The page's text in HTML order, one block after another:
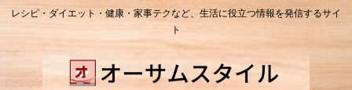
レシピ・ダイエット・健康・家事テクなど、生活に役立つ情報を発信するサイ
ト